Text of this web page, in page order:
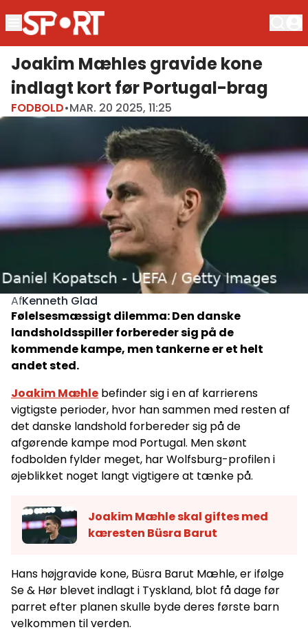
Joakim Mæhles gravide kone
indlagt kort før Portugal-brag
FODBOLD•MAR. 20 2025, 11:25
AfKenneth Glad
Følelsesmæssigt dilemma: Den danske
landsholdsspiller forbereder sig på de
kommende kampe, men tankerne er et helt
andet sted.
Joakim Mæhle befinder sig i en af karrierens
vigtigste perioder, hvor han sammen med resten af
det danske landshold forbereder sig på de
afgørende kampe mod Portugal. Men skønt
fodbolden fylder meget, har Wolfsburg-profilen i
øjeblikket noget langt vigtigere at tænke på.
Joakim Mæhle skal giftes med
kæresten Büsra Barut
Hans højgravide kone, Büsra Barut Mæhle, er ifølge
Se & Hør blevet indlagt i Tyskland, blot få dage før
parret efter planen skulle byde deres første barn
velkommen til verden.